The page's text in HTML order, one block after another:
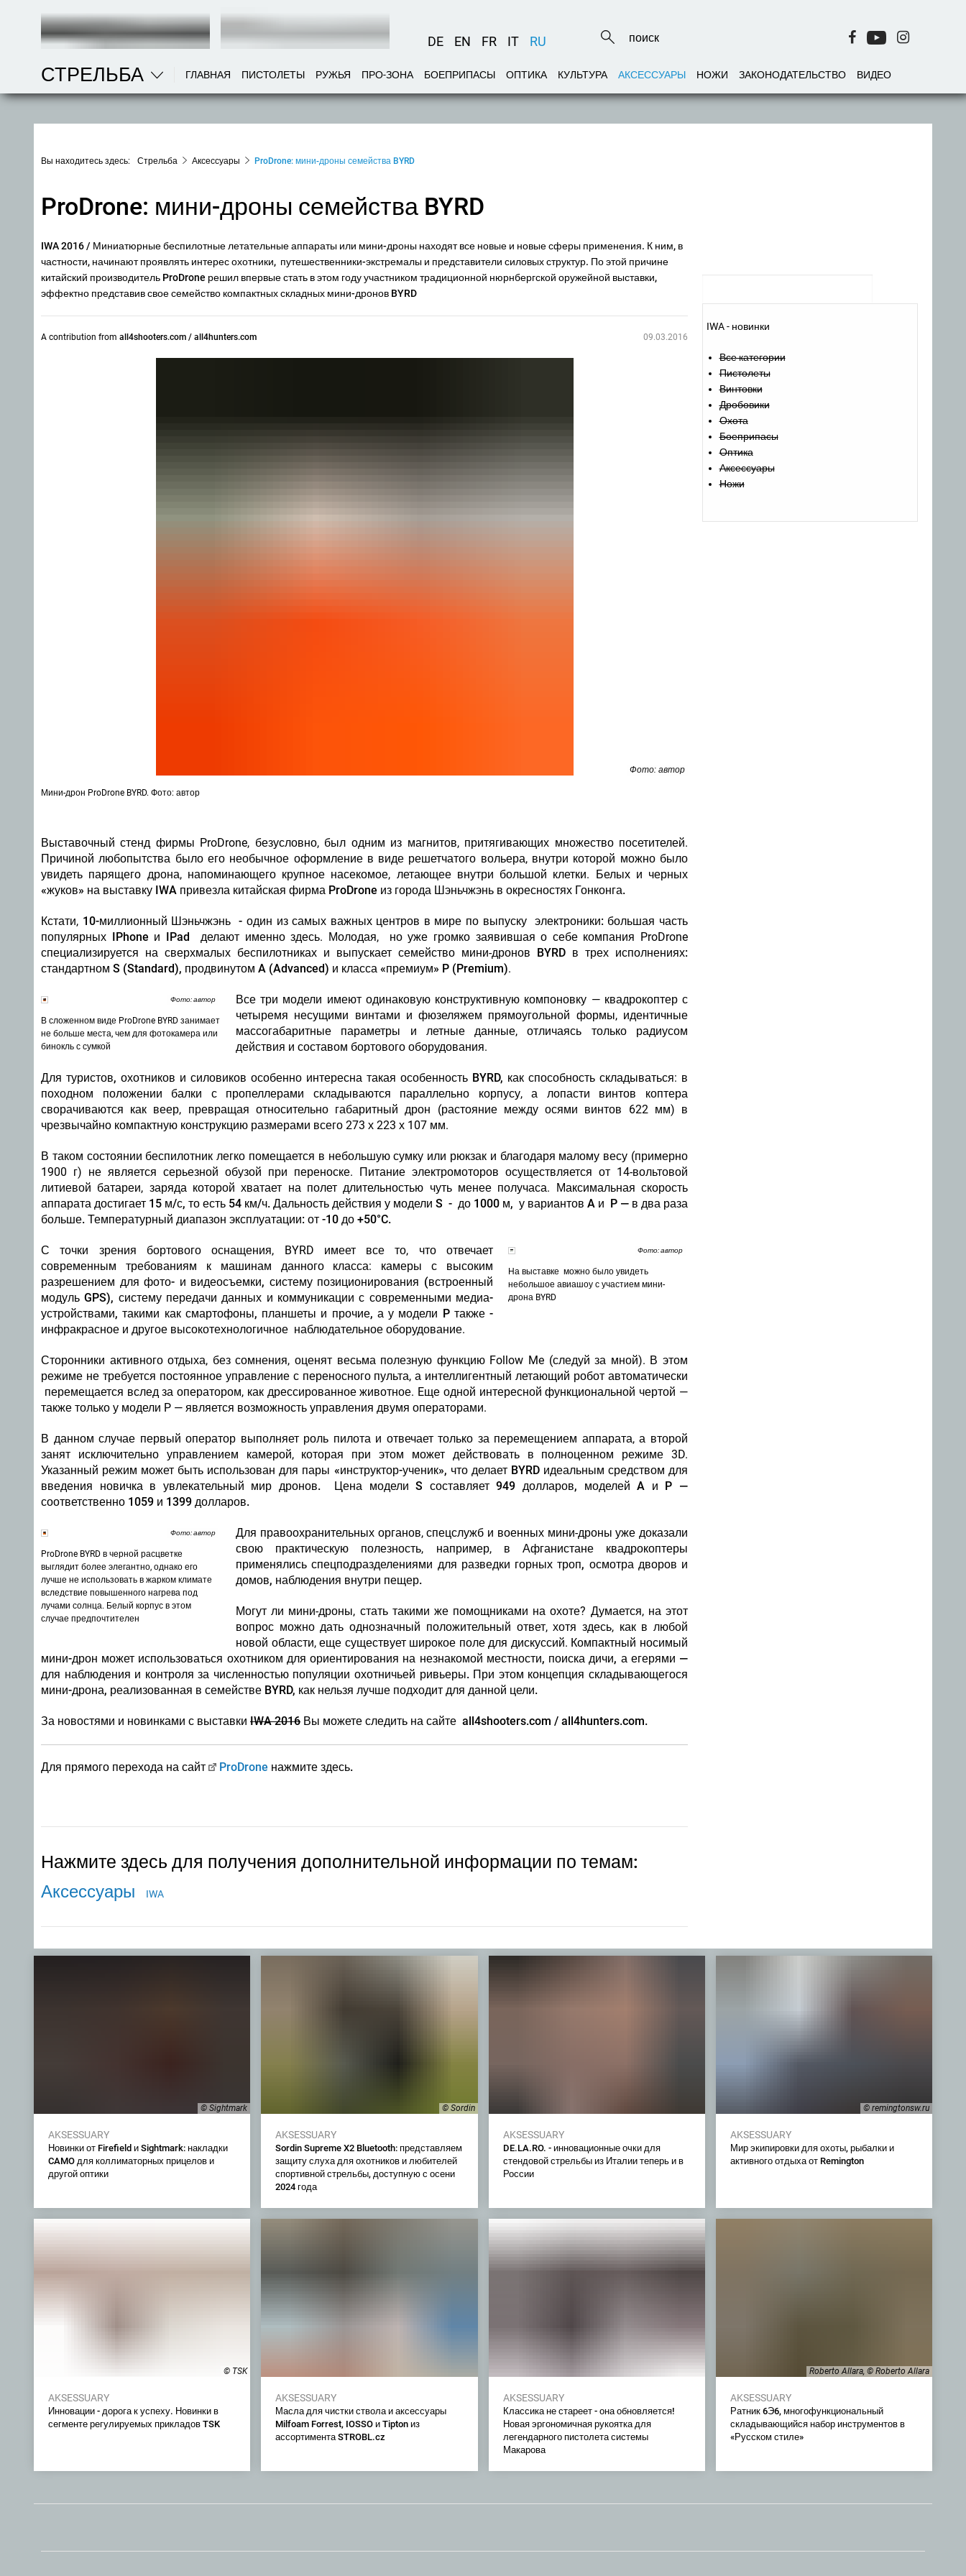
DE EN FR IT RU
СТРЕЛЬБА ГЛАВНАЯ ПИСТОЛЕТЫ РУЖЬЯ ПРО-ЗОНА БОЕПРИПАСЫ ОПТИКА КУЛЬТУРА АКСЕССУАРЫ НОЖИ ЗАКОНОДАТЕЛЬСТВО ВИДЕО
Вы находитесь здесь: Стрельба Аксессуары ProDrone: мини-дроны семейства BYRD
ProDrone: мини-дроны семейства BYRD
IWA 2016/ Миниатюрные беспилотные летательные аппараты или мини-дроны находят все новые и новые сферы применения. К ним, в
частности, начинают проявлять интерес охотники, путешественники-экстремалы и представители силовых структур. По этой причине
китайский производитель ProDrone решил впервые стать в этом году участником традиционной нюрнбергской оружейной выставки,
эффектно представив свое семейство компактных складных мини-дронов BYRD
A contribution from all4shooters.com / all4hunters.com 09.03.2016
Фото: автор
Мини-дрон ProDrone BYRD. Фото: автор
Выставочный стенд фирмы ProDrone, безусловно, был одним из магнитов, притягивающих множество посетителей.
Причиной любопытства было его необычное оформление в виде решетчатого вольера, внутри которой можно было
увидеть парящего дрона, напоминающего крупное насекомое, летающее внутри большой клетки. Белых и черных
«жуков» на выставку IWA привезла китайская фирма ProDrone из города Шэньчжэнь в окресностях Гонконга.
Кстати, 10-миллионный Шэньчжэнь - один из самых важных центров в мире по выпуску электроники: большая часть
популярных IPhone и IPad делают именно здесь. Молодая, но уже громко заявившая о себе компания ProDrone
специализируется на сверхмалых беспилотниках и выпускает семейство мини-дронов BYRD в трех исполнениях:
стандартном S (Standard), продвинутом A (Advanced) и класса «премиум» P (Premium).
Фото: автор
В сложенном виде ProDrone BYRD занимает
не больше места, чем для фотокамера или
бинокль с сумкой
Все три модели имеют одинаковую конструктивную компоновку — квадрокоптер с
четыремя несущими винтами и фюзеляжем прямоугольной формы, идентичные
массогабаритные параметры и летные данные, отличаясь только радиусом
действия и составом бортового оборудования.
Для туристов, охотников и силовиков особенно интересна такая особенность BYRD, как способность складываться: в
походном положении балки с пропеллерами складываются параллельно корпусу, а лопасти винтов коптера
сворачиваются как веер, превращая относительно габаритный дрон (растояние между осями винтов 622 мм) в
чрезвычайно компактную конструкцию размерами всего 273 х 223 х 107 мм.
В таком состоянии беспилотник легко помещается в небольшую сумку или рюкзак и благодаря малому весу (примерно
1900 г) не является серьезной обузой при переноске. Питание электромоторов осуществляется от 14-вольтовой
литиевой батареи, заряда которой хватает на полет длительностью чуть менее получаса. Максимальная скорость
аппарата достигает 15 м/с, то есть 54 км/ч. Дальность действия у модели S - до 1000 м, у вариантов A и P — в два раза
больше. Температурный диапазон эксплуатации: от -10 до +50°C.
Фото: автор
На выставке можно было увидеть
небольшое авиашоу с участием мини-
дрона BYRD
С точки зрения бортового оснащения, BYRD имеет все то, что отвечает
современным требованиям к машинам данного класса: камеры с высоким
разрешением для фото- и видеосъемки, систему позиционирования (встроенный
модуль GPS), систему передачи данных и коммуникации с современными медиа-
устройствами, такими как смартофоны, планшеты и прочие, а у модели P также -
инфракрасное и другое высокотехнологичное наблюдательное оборудование.
Сторонники активного отдыха, без сомнения, оценят весьма полезную функцию Follow Me (следуй за мной). В этом
режиме не требуется постоянное управление с переносного пульта, а интеллигентный летающий робот автоматически
перемещается вслед за оператором, как дрессированное животное. Eще одной интересной функциональной чертой —
также только у модели P — является возможность управления двумя операторами.
В данном случае первый оператор выполняет роль пилота и отвечает только за перемещением аппарата, а второй
занят исключительно управлением камерой, которая при этом может действовать в полноценном режиме 3D.
Указанный режим может быть использован для пары «инструктор-ученик», что делает BYRD идеальным средством для
введения новичка в увлекательный мир дронов. Цена модели S составляет 949 долларов, моделей A и P —
соответственно 1059 и 1399 долларов.
Фото: автор
ProDrone BYRD в черной расцветке
выглядит более элегантно, однако его
лучше не использовать в жарком климате
вследствие повышенного нагрева под
лучами солнца. Белый корпус в этом
случае предпочтителен
Для правоохранительных органов, спецслужб и военных мини-дроны уже доказали
свою практическую полезность, например, в Афганистане квадрокоптеры
применялись спецподразделениями для разведки горных троп, осмотра дворов и
домов, наблюдения внутри пещер.
Могут ли мини-дроны, стать такими же помощниками на охоте? Думается, на этот
вопрос можно дать однозначный положительный ответ, хотя здесь, как в любой
новой области, еще существует широкое поле для дискуссий. Компактный носимый
мини-дрон может использоваться охотником для ориентирования на незнакомой местности, поиска дичи, а егерями —
для наблюдения и контроля за численностью популяции охотничьей ривьеры. При этом концепция складывающегося
мини-дрона, реализованная в семействе BYRD, как нельзя лучше подходит для данной цели.
За новостями и новинками с выставки IWA 2016 Вы можете следить на сайте all4shooters.com / all4hunters.com.
Для прямого перехода на сайт ProDrone нажмите здесь.
Нажмите здесь для получения дополнительной информации по темам:
Аксессуары IWA
IWA - новинки
Все категории
Пистолеты
Винтовки
Дробовики
Охота
Боеприпасы
Оптика
Аксессуары
Ножи
© Sightmark
AKSESSUARY
Новинки от Firefield и Sightmark: накладки
CAMO для коллиматорных прицелов и
другой оптики
© Sordin
AKSESSUARY
Sordin Supreme X2 Bluetooth: представляем
защиту слуха для охотников и любителей
спортивной стрельбы, доступную с осени
2024 года
AKSESSUARY
DE.LA.RO. - инновационные очки для
стендовой стрельбы из Италии теперь и в
России
© remingtonsw.ru
AKSESSUARY
Мир экипировки для охоты, рыбалки и
активного отдыха от Remington
© TSK
AKSESSUARY
Инновации - дорога к успеху. Новинки в
сегменте регулируемых прикладов TSK
AKSESSUARY
Масла для чистки ствола и аксессуары
Milfoam Forrest, IOSSO и Tipton из
ассортимента STROBL.cz
AKSESSUARY
Классика не стареет - она обновляется!
Новая эргономичная рукоятка для
легендарного пистолета системы
Макарова
Roberto Allara, © Roberto Allara
AKSESSUARY
Ратник 6Э6, многофункциональный
складывающийся набор инструментов в
«Русском стиле»